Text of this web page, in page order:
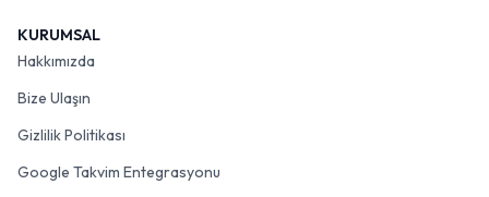
KURUMSAL
Hakkımızda
Bize Ulaşın
Gizlilik Politikası
Google Takvim Entegrasyonu